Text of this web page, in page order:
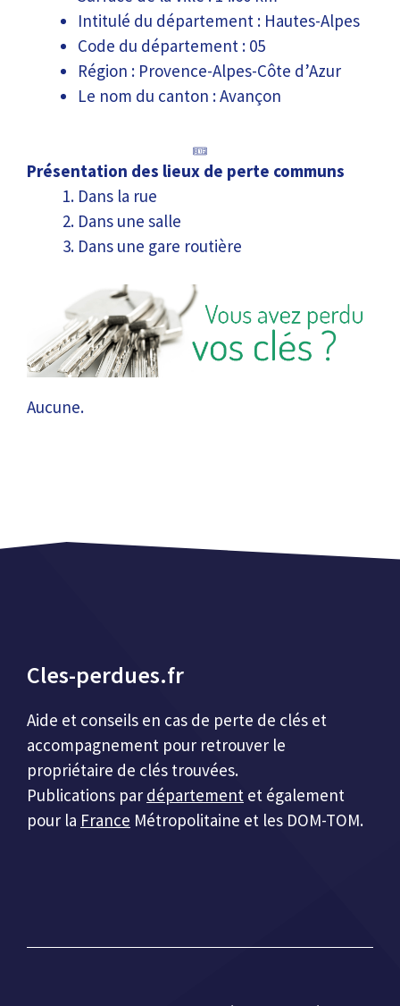
Intitulé du département : Hautes-Alpes
Code du département : 05
Région : Provence-Alpes-Côte d’Azur
Le nom du canton : Avançon
Présentation des lieux de perte communs
Dans la rue
Dans une salle
Dans une gare routière
Aucune.
Cles-perdues.fr
Aide et conseils en cas de perte de clés et
accompagnement pour retrouver le
propriétaire de clés trouvées.
Publications par département et également
pour la France Métropolitaine et les DOM-TOM.